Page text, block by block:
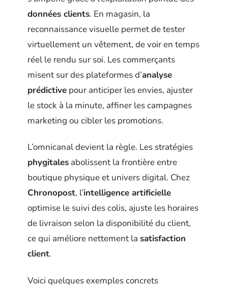
données clients. En magasin, la
reconnaissance visuelle permet de tester
virtuellement un vêtement, de voir en temps
réel le rendu sur soi. Les commerçants
misent sur des plateformes d’analyse
prédictive pour anticiper les envies, ajuster
le stock à la minute, affiner les campagnes
marketing ou cibler les promotions.
L’omnicanal devient la règle. Les stratégies
phygitales abolissent la frontière entre
boutique physique et univers digital. Chez
Chronopost, l’intelligence artificielle
optimise le suivi des colis, ajuste les horaires
de livraison selon la disponibilité du client,
ce qui améliore nettement la satisfaction
client.
Voici quelques exemples concrets